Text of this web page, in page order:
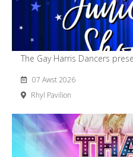
The Gay Harris Dancers
07 Awst 2026
Rhyl Pavilion